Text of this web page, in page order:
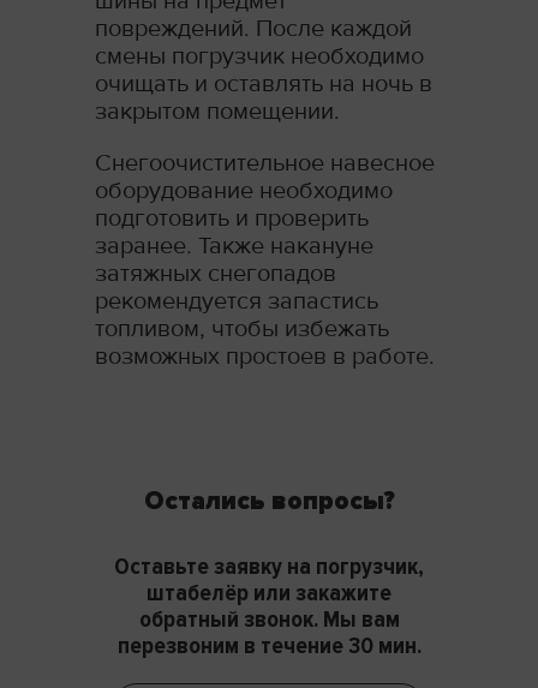
повреждений. После каждой
смены погрузчик необходимо
очищать и оставлять на ночь в
закрытом помещении.
Снегоочистительное навесное
оборудование необходимо
подготовить и проверить
заранее. Также накануне
затяжных снегопадов
рекомендуется запастись
топливом, чтобы избежать
возможных простоев в работе.
Остались вопросы?
Оставьте заявку на погрузчик,
штабелёр или закажите
обратный звонок. Мы вам
перезвоним в течение 30 мин.